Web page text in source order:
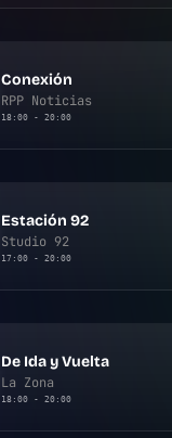
Conexión
RPP Noticias
18:00 - 20:00
Estación 92
Studio 92
17:00 - 20:00
De Ida y Vuelta
La Zona
18:00 - 20:00